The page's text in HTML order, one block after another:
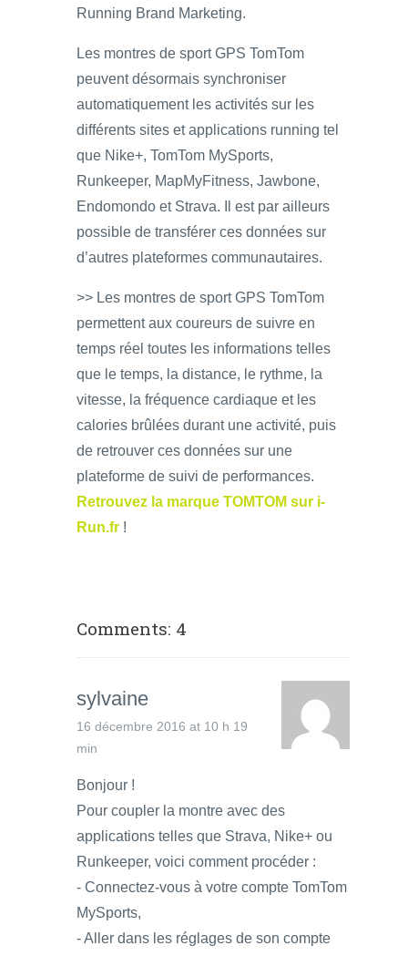
Running Brand Marketing.
Les montres de sport GPS TomTom
peuvent désormais synchroniser
automatiquement les activités sur les
différents sites et applications running tel
que Nike+, TomTom MySports,
Runkeeper, MapMyFitness, Jawbone,
Endomondo et Strava. Il est par ailleurs
possible de transférer ces données sur
d’autres plateformes communautaires.
>> Les montres de sport GPS TomTom
permettent aux coureurs de suivre en
temps réel toutes les informations telles
que le temps, la distance, le rythme, la
vitesse, la fréquence cardiaque et les
calories brûlées durant une activité, puis
de retrouver ces données sur une
plateforme de suivi de performances.
Retrouvez la marque TOMTOM sur i-
Run.fr !
Comments: 4
sylvaine
16 décembre 2016 at 10 h 19
min
Bonjour !
Pour coupler la montre avec des
applications telles que Strava, Nike+ ou
Runkeeper, voici comment procéder :
- Connectez-vous à votre compte TomTom
MySports,
- Aller dans les réglages de son compte